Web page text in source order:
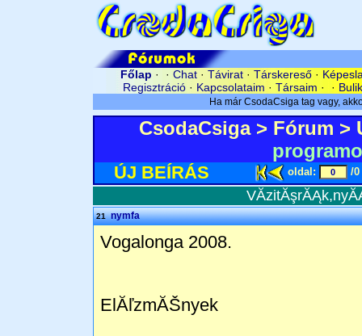
Főlap · · Chat· Távirat· Társkereső·
Regisztráció · Kapcsolataim · Társaim · ·
CsodaCsiga> Fórum >
ÚJ BEÍRÁS oldal: /0
21 nymfa
Vogalonga 2008.
ElĂľzmĂŠnyek